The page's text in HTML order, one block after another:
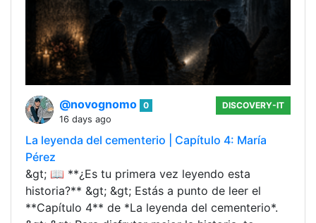
@novognomo 0
16 days ago
DISCOVERY-IT
La leyenda del cementerio | Capítulo 4: María
Pérez
&gt; 📖 **¿Es tu primera vez leyendo esta
historia?** &gt; &gt; Estás a punto de leer el
**Capítulo 4** de *La leyenda del cementerio*.